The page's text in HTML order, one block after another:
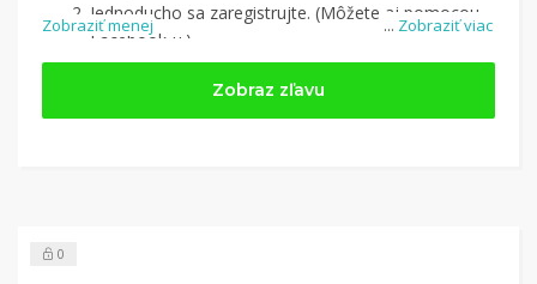
... Zobraziť viac
Jednoducho sa zaregistrujte. (Môžete aj pomocou
Facebook-u.)
Jednoducho sinájdite obchod, pomocou služby
(v ponuke je cca 1 500 obchodov).
Kliknite na tlačidlo „Nakupovať“.(Následne
Zobraziť menej
Zobraz zľavu
0